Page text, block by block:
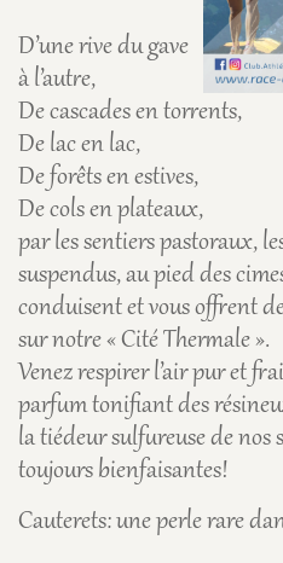
D’une rive du gave
à l’autre,
De cascades en torrents,
De lac en lac,
De forêts en estives,
De cols en plateaux,
par les sentiers pastoraux,
suspendus, au pied des
conduisent et vous offrent
sur notre « Cité Thermale ».
Venez respirer l’air pur et
parfum tonifiant des
la tiédeur sulfureuse de nos
toujours bienfaisantes!
Cauterets: une perle rare